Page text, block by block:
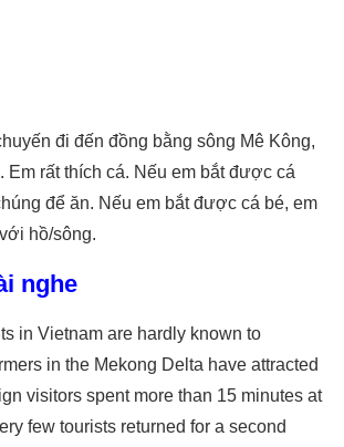
đi đến đồng bằng sông Mê Kông,
Em rất thích cá. Nếu em bắt được cá
để ăn. Nếu em bắt được cá bé, em
hồ/sông.
nghe
in Vietnam are hardly known to
in the Mekong Delta have attracted
visitors spent more than 15 minutes at
few tourists returned for a second